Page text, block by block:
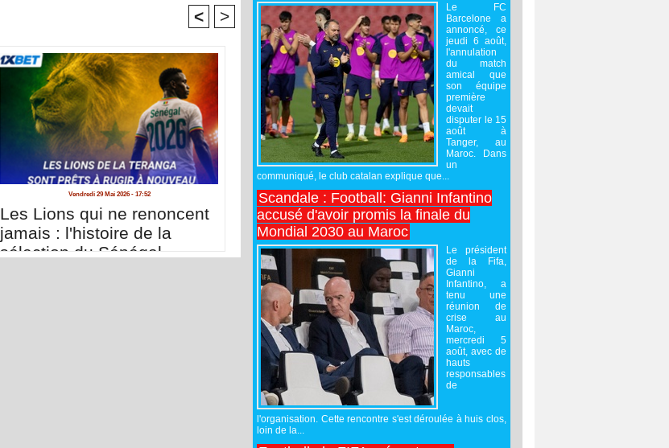
< >
Vendredi 29 Mai 2026 - 17:52
Les Lions qui ne renoncent
jamais : l'histoire de la
sélection du Sénégal
Le FC
Barcelone a
annoncé, ce
jeudi 6 août,
l'annulation
du match
amical que
son équipe
première
devait
disputer le 15
août à
Tanger, au
Maroc. Dans
un
communiqué, le club catalan explique que...
Scandale : Football: Gianni Infantino
accusé d'avoir promis la finale du
Mondial 2030 au Maroc
Le président
de la Fifa,
Gianni
Infantino, a
tenu une
réunion de
crise au
Maroc,
mercredi 5
août, avec de
hauts
responsables
de
l'organisation. Cette rencontre s'est déroulée à huis clos,
loin de la...